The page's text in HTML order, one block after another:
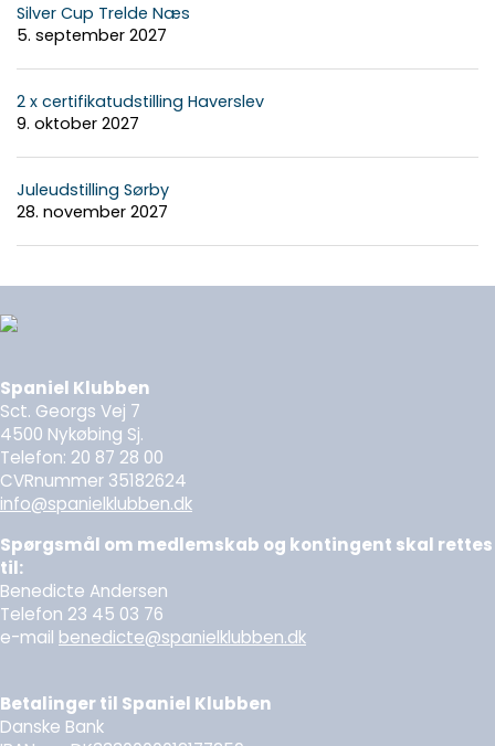
Silver Cup Trelde Næs
5. september 2027
2 x certifikatudstilling Haverslev
9. oktober 2027
Juleudstilling Sørby
28. november 2027
Spaniel Klubben
Sct. Georgs Vej 7
4500 Nykøbing Sj.
Telefon: 20 87 28 00
CVRnummer 35182624
info@spanielklubben.dk
Spørgsmål om medlemskab og kontingent skal rettes
til:
Benedicte Andersen
Telefon 23 45 03 76
e-mail benedicte@spanielklubben.dk
Betalinger til Spaniel Klubben
Danske Bank